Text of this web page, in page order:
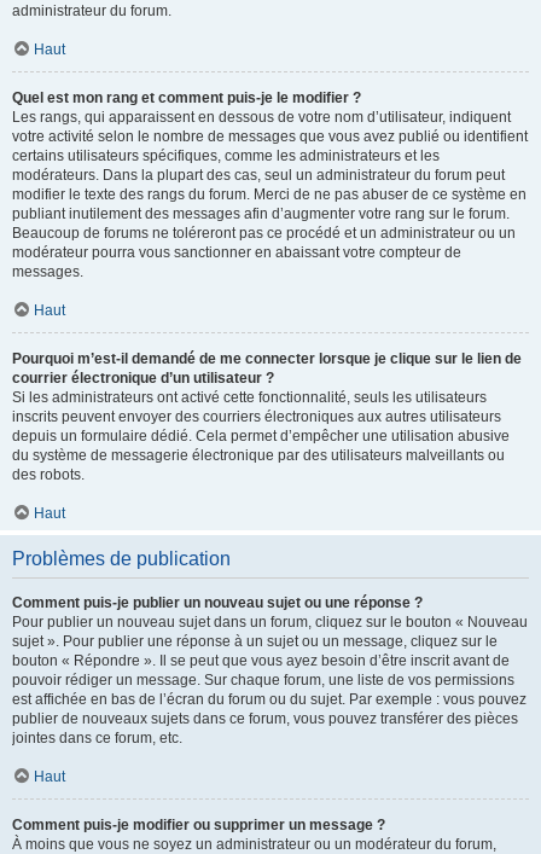
administrateur du forum.
Haut
Quel est mon rang et comment puis-je le modifier ?
Les rangs, qui apparaissent en dessous de votre nom d’utilisateur, indiquent
votre activité selon le nombre de messages que vous avez publié ou identifient
certains utilisateurs spécifiques, comme les administrateurs et les
modérateurs. Dans la plupart des cas, seul un administrateur du forum peut
modifier le texte des rangs du forum. Merci de ne pas abuser de ce système en
publiant inutilement des messages afin d’augmenter votre rang sur le forum.
Beaucoup de forums ne toléreront pas ce procédé et un administrateur ou un
modérateur pourra vous sanctionner en abaissant votre compteur de
messages.
Haut
Pourquoi m’est-il demandé de me connecter lorsque je clique sur le lien de
courrier électronique d’un utilisateur ?
Si les administrateurs ont activé cette fonctionnalité, seuls les utilisateurs
inscrits peuvent envoyer des courriers électroniques aux autres utilisateurs
depuis un formulaire dédié. Cela permet d’empêcher une utilisation abusive
du système de messagerie électronique par des utilisateurs malveillants ou
des robots.
Haut
Problèmes de publication
Comment puis-je publier un nouveau sujet ou une réponse ?
Pour publier un nouveau sujet dans un forum, cliquez sur le bouton « Nouveau
sujet ». Pour publier une réponse à un sujet ou un message, cliquez sur le
bouton « Répondre ». Il se peut que vous ayez besoin d’être inscrit avant de
pouvoir rédiger un message. Sur chaque forum, une liste de vos permissions
est affichée en bas de l’écran du forum ou du sujet. Par exemple : vous pouvez
publier de nouveaux sujets dans ce forum, vous pouvez transférer des pièces
jointes dans ce forum, etc.
Haut
Comment puis-je modifier ou supprimer un message ?
À moins que vous ne soyez un administrateur ou un modérateur du forum,